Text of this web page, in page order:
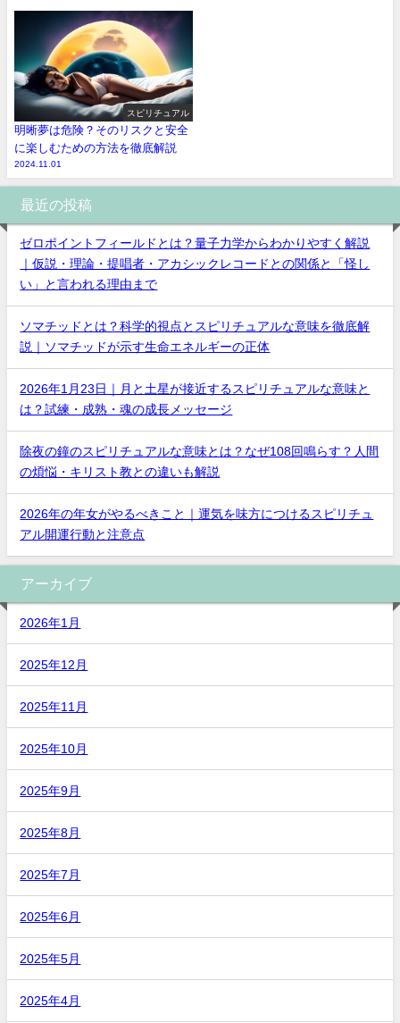
スピリチュアル
明晰夢は危険？そのリスクと安全
に楽しむための方法を徹底解説
2024.11.01
最近の投稿
ゼロポイントフィールドとは？量子力学からわかりやすく解説
｜仮説・理論・提唱者・アカシックレコードとの関係と「怪し
い」と言われる理由まで
ソマチッドとは？科学的視点とスピリチュアルな意味を徹底解
説｜ソマチッドが示す生命エネルギーの正体
2026年1月23日｜月と土星が接近するスピリチュアルな意味と
は？試練・成熟・魂の成長メッセージ
除夜の鐘のスピリチュアルな意味とは？なぜ108回鳴らす？人間
の煩悩・キリスト教との違いも解説
2026年の年女がやるべきこと｜運気を味方につけるスピリチュ
アル開運行動と注意点
アーカイブ
2026年1月
2025年12月
2025年11月
2025年10月
2025年9月
2025年8月
2025年7月
2025年6月
2025年5月
2025年4月